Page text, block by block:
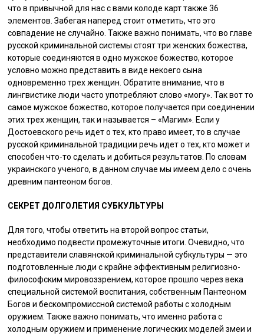
что в привычной для нас с вами колоде карт также 36
элементов. Забегая наперед стоит отметить, что это
совпадение не случайно. Также важно понимать, что во главе
русской криминальной системы стоят три женских божества,
которые соединяются в одно мужское божество, которое
условно можно представить в виде некоего сына
одновременно трех женщин. Обратите внимание, что в
лингвистике люди часто употребляют слово «могу». Так вот то
самое мужское божество, которое получается при соединении
этих трех женщин, так и называется – «Магим». Если у
Достоевского речь идет о тех, кто право имеет, то в случае
русской криминальной традиции речь идет о тех, кто может и
способен что-то сделать и добиться результатов. По словам
украинского ученого, в данном случае мы имеем дело с очень
древним пантеоном богов.
СЕКРЕТ ДОЛГОЛЕТИЯ СУБКУЛЬТУРЫ
Для того, чтобы ответить на второй вопрос статьи,
необходимо подвести промежуточные итоги. Очевидно, что
представители славянской криминальной субкультуры — это
подготовленные люди с крайне эффективным религиозно-
философским мировоззрением, которое прошло через века
специальной системой воспитания, собственным Пантеоном
Богов и бескомпромиссной системой работы с холодным
оружием. Также важно понимать, что именно работа с
холодным оружием и применение логических моделей змеи и